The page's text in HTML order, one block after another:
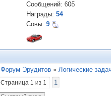
Сообщений: 605
Награды: 54
Совы: 9
Форум Эрудитов » Логические
Страница 1 из 1
1